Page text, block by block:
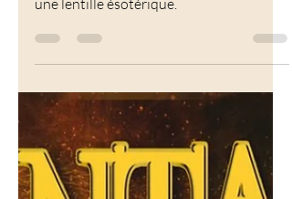
qui peuvent être interprétés à travers
une lentille ésotérique.